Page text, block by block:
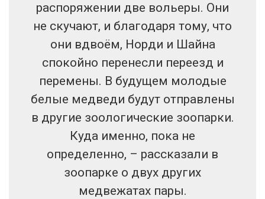
распоряжении две вольеры. Они
не скучают, и благодаря тому, что
они вдвоём, Норди и Шайна
спокойно перенесли переезд и
перемены. В будущем молодые
белые медведи будут отправлены
в другие зоологические зоопарки.
Куда именно, пока не
определенно, – рассказали в
зоопарке о двух других
медвежатах пары.